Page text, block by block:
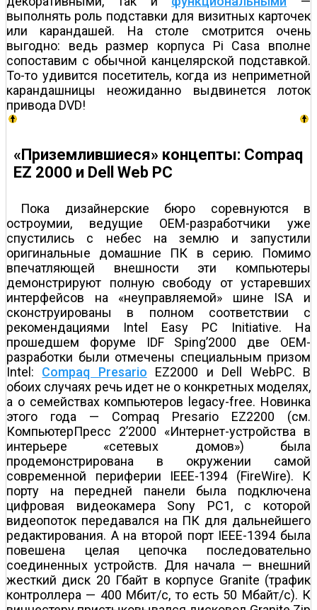
выполнять роль подставки для визитных карточек
или карандашей. На столе смотрится очень
выгодно: ведь размер корпуса Pi Casa вполне
сопоставим с обычной канцелярской подставкой.
То-то удивится посетитель, когда из неприметной
карандашницы неожиданно выдвинется лоток
привода DVD!
«Приземлившиеся» концепты: Compaq
EZ 2000 и Dell Web PC
Пока дизайнерские бюро соревнуются в
остроумии, ведущие OEM-разработчики уже
спустились с небес на землю и запустили
оригинальные домашние ПК в серию. Помимо
впечатляющей внешности эти компьютеры
демонстрируют полную свободу от устаревших
интерфейсов на «неуправляемой» шине ISA и
сконструированы в полном соответствии с
рекомендациями Intel Easy PC Initiative. На
прошедшем форуме IDF Sping’2000 две OEM-
разработки были отмечены специальным призом
Intel: Compaq Presario EZ2000 и Dell WebPC. В
обоих случаях речь идет не о конкретных моделях,
а о семействах компьютеров legacy-free. Новинка
этого года — Compaq Presario EZ2200 (см.
КомпьютерПресс 2’2000 «Интернет-устройства в
интерьере «сетевых домов») была
продемонстрирована в окружении самой
современной периферии IEEE-1394 (FireWire). К
порту на передней панели была подключена
цифровая видеокамера Sony PC1, с которой
видеопоток передавался на ПК для дальнейшего
редактирования. А на второй порт IEEE-1394 была
повешена целая цепочка последовательно
соединенных устройств. Для начала — внешний
жесткий диск 20 Гбайт в корпусе Granite (трафик
контроллера — 400 Мбит/с, то есть 50 Мбайт/с). К